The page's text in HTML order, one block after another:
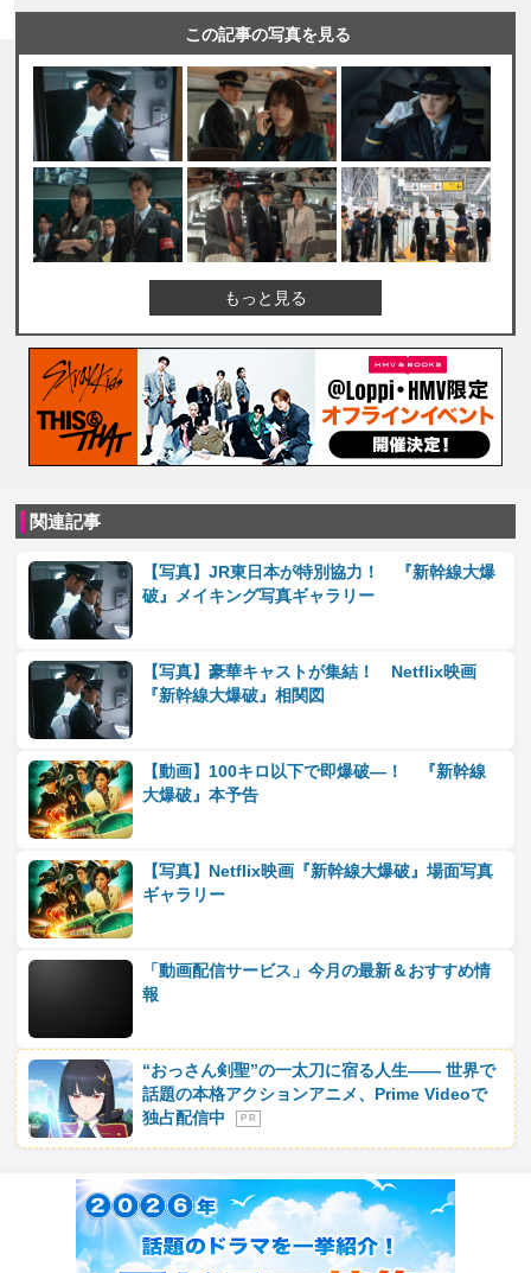
この記事の写真を見る
もっと見る
関連記事
【写真】JR東日本が特別協力！ 『新幹線大爆
破』メイキング写真ギャラリー
【写真】豪華キャストが集結！ Netflix映画
『新幹線大爆破』相関図
【動画】100キロ以下で即爆破―！ 『新幹線
大爆破』本予告
【写真】Netflix映画『新幹線大爆破』場面写真
ギャラリー
「動画配信サービス」今月の最新＆おすすめ情
報
“おっさん剣聖”の一太刀に宿る人生―― 世界で
話題の本格アクションアニメ、Prime Videoで
独占配信中
P R